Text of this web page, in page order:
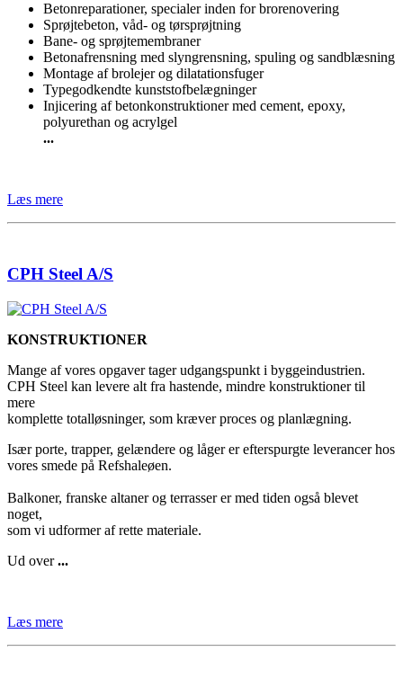
Betonreparationer, specialer inden for brorenovering
Sprøjtebeton, våd- og tørsprøjtning
Bane- og sprøjtemembraner
Betonafrensning med slyngrensning, spuling og sandblæsning
Montage af brolejer og dilatationsfuger
Typegodkendte kunststofbelægninger
Injicering af betonkonstruktioner med cement, epoxy,
polyurethan og acrylgel
...
Læs mere
CPH Steel A/S
KONSTRUKTIONER
Mange af vores opgaver tager udgangspunkt i byggeindustrien.
CPH Steel kan levere alt fra hastende, mindre konstruktioner til
mere
komplette totalløsninger, som kræver proces og planlægning.
Især porte, trapper, gelændere og låger er efterspurgte leverancer hos
vores smede på Refshaleøen.
Balkoner, franske altaner og terrasser er med tiden også blevet
noget,
som vi udformer af rette materiale.
Ud over...
Læs mere